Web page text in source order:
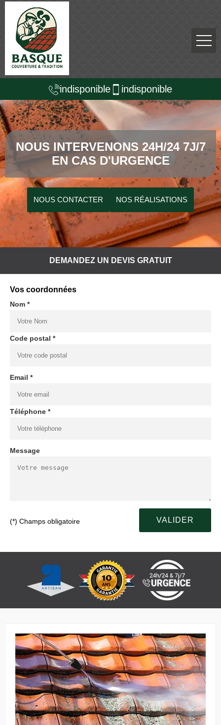
indisponible indisponible
NOUS INTERVENONS 24H/24 7J/7
EN CAS D'URGENCE
NOUS CONTACTER NOS RÉALISATIONS
DEMANDEZ UN DEVIS GRATUIT
Vos coordonnées
Nom *
Code postal *
Email *
Téléphone *
Message
(*) Champs obligatoire